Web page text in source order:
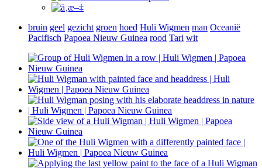
bruin geel gezicht groen hoed Huli Wigmen man Oceanië
Pacifisch Papoea Nieuw Guinea rood Tari wit